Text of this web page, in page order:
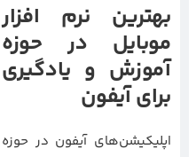
بهترین نرم افزار
موبایل در حوزه
آموزش و یادگیری
برای آیفون
اپلیکیشن‌های آیفون در حوزه